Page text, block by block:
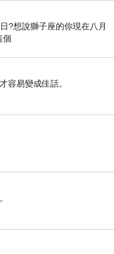
想說獅子座的你現在八月
個
容易變成佳話。